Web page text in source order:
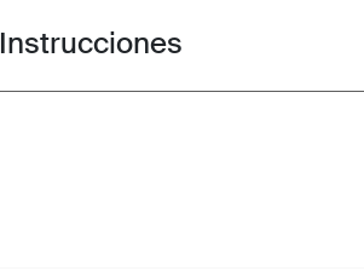
Toggle guides and instructions
Instrucciones